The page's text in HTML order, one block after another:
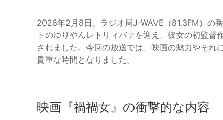
2026年2月8日、ラジオ局J-WAVE（81.3FM）の
トのゆりやんレトリィバァを迎え、彼女の初監
されました。今回の放送では、映画の魅力やそれ
貴重な時間となりました。
映画『禍禍女』の衝撃的な内容